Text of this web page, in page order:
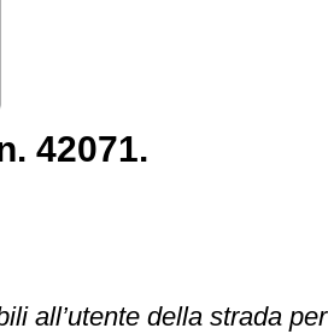
42071.
all’utente della strada